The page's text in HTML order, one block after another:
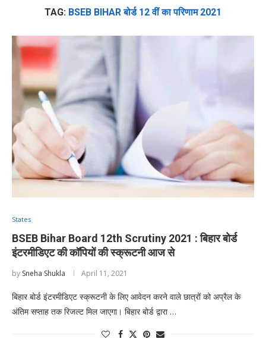
TAG: BSEB BIHAR बोर्ड 12 वीं का परिणाम 2021
States
BSEB Bihar Board 12th Scrutiny 2021 : बिहार बोर्ड
इंटरमीडिएट की कॉपियों की स्क्रूटनी आज से
by Sneha Shukla April 11, 2021
बिहार बोर्ड इंटरमीडिएट स्क्रूटनी के लिए आवेदन करने वाले छात्रों को अप्रैल के
अंतिम सप्ताह तक रिजल्ट मिल जाएगा। बिहार बोर्ड द्वारा …